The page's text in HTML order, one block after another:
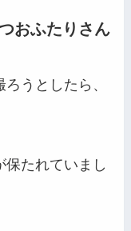
おふたりさん
うとしたら、
保たれていまし